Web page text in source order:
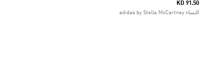
KD 91.50
النساء adidas by Stella McCartney